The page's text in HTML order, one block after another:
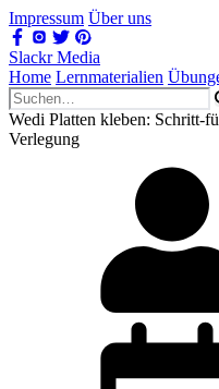
Impressum Über uns
Slackr Media
Home Lernmaterialien
Wedi Platten kleben: Schritt-
Verlegung